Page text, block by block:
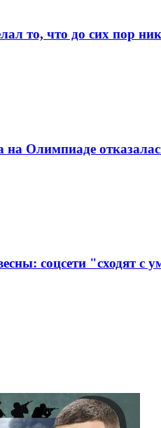
то, что до сих пор
Олимпиаде
соцсети "сходят с